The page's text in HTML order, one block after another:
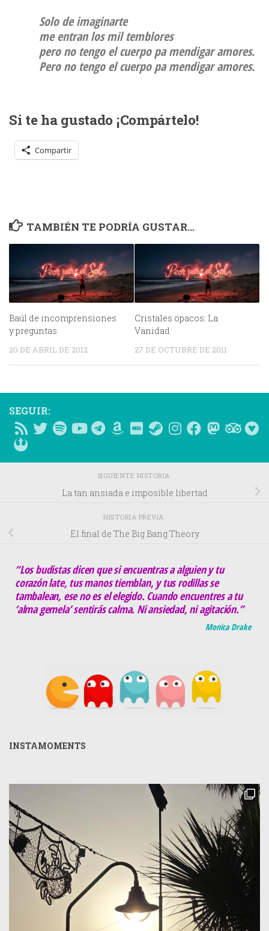
Solo de imaginarte
me entran los mil temblores
pero no tengo el cuerpo pa mendigar amores.
Pero no tengo el cuerpo pa mendigar amores.
Si te ha gustado ¡Compártelo!
Compartir
TAMBIÉN TE PODRÍA GUSTAR...
Baúl de incomprensiones
y preguntas
20 DE ABRIL DE 2012
Cristales opacos: La
Vanidad
27 DE OCTUBRE DE 2011
SEGUIR:
SIGUIENTE HISTORIA
La tan ansiada e imposible libertad
HISTORIA PREVIA
El final de The Big Bang Theory
“Los budistas dicen que si encuentras a alguien y tu
corazón late, tus manos tiemblan, y tus rodillas se
tambalean, ese no es el elegido. Cuando encuentres a tu
‘alma gemela’ sentirás calma. Ni ansiedad, ni agitación.”
Monica Drake
INSTAMOMENTS